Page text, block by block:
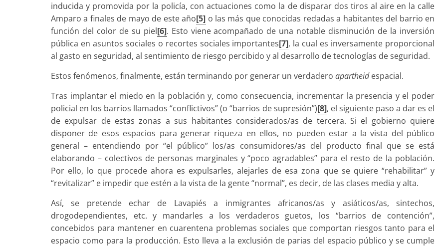
inducida y promovida por la policía, con actuaciones como la de disparar dos tiros al aire en la calle
Amparo a finales de mayo de este año[5] o las más que conocidas redadas a habitantes del barrio en
función del color de su piel[6]. Esto viene acompañado de una notable disminución de la inversión
pública en asuntos sociales o recortes sociales importantes[7], la cual es inversamente proporcional
al gasto en seguridad, al sentimiento de riesgo percibido y al desarrollo de tecnologías de seguridad.
Estos fenómenos, finalmente, están terminando por generar un verdadero apartheidespacial.
Tras implantar el miedo en la población y, como consecuencia, incrementar la presencia y el poder
policial en los barrios llamados “conflictivos” (o “barrios de supresión”)[8], el siguiente paso a dar es el
de expulsar de estas zonas a sus habitantes considerados/as de tercera. Si el gobierno quiere
disponer de esos espacios para generar riqueza en ellos, no pueden estar a la vista del público
general – entendiendo por “el público” los/as consumidores/as del producto final que se está
elaborando – colectivos de personas marginales y “poco agradables” para el resto de la población.
Por ello, lo que procede ahora es expulsarles, alejarles de esa zona que se quiere “rehabilitar” y
“revitalizar” e impedir que estén a la vista de la gente “normal”, es decir, de las clases media y alta.
Así, se pretende echar de Lavapiés a inmigrantes africanos/as y asiáticos/as, sintechos,
drogodependientes, etc. y mandarles a los verdaderos guetos, los “barrios de contención”,
concebidos para mantener en cuarentena problemas sociales que comportan riesgos tanto para el
espacio como para la producción. Esto lleva a la exclusión de parias del espacio público y se cumple